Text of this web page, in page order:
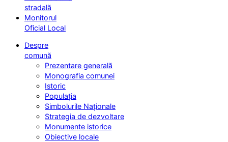
stradală
Monitorul
Oficial Local
Despre
comună
Prezentare generală
Monografia comunei
Istoric
Populația
Simbolurile Naționale
Strategia de dezvoltare
Monumente istorice
Obiective locale